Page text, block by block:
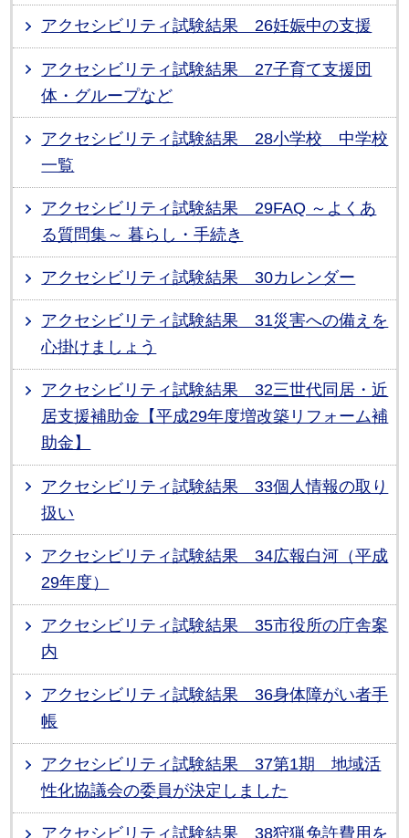
アクセシビリティ試験結果 26妊娠中の支援
アクセシビリティ試験結果 27子育て支援団
体・グループなど
アクセシビリティ試験結果 28小学校 中学校
一覧
アクセシビリティ試験結果 29FAQ ～よくあ
る質問集～ 暮らし・手続き
アクセシビリティ試験結果 30カレンダー
アクセシビリティ試験結果 31災害への備えを
心掛けましょう
アクセシビリティ試験結果 32三世代同居・近
居支援補助金【平成29年度増改築リフォーム補
助金】
アクセシビリティ試験結果 33個人情報の取り
扱い
アクセシビリティ試験結果 34広報白河（平成
29年度）
アクセシビリティ試験結果 35市役所の庁舎案
内
アクセシビリティ試験結果 36身体障がい者手
帳
アクセシビリティ試験結果 37第1期 地域活
性化協議会の委員が決定しました
アクセシビリティ試験結果 38狩猟免許費用を